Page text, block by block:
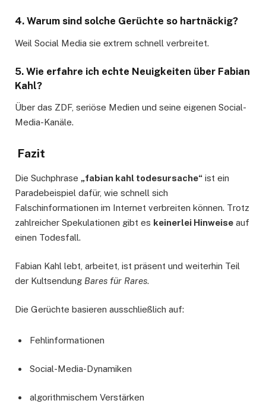
4. Warum sind solche Gerüchte so hartnäckig?
Weil Social Media sie extrem schnell verbreitet.
5. Wie erfahre ich echte Neuigkeiten über Fabian
Kahl?
Über das ZDF, seriöse Medien und seine eigenen Social-
Media-Kanäle.
Fazit
Die Suchphrase „fabian kahl todesursache“ ist ein
Paradebeispiel dafür, wie schnell sich
Falschinformationen im Internet verbreiten können. Trotz
zahlreicher Spekulationen gibt es keinerlei Hinweise auf
einen Todesfall.
Fabian Kahl lebt, arbeitet, ist präsent und weiterhin Teil
der Kultsendung Bares für Rares.
Die Gerüchte basieren ausschließlich auf:
Fehlinformationen
Social-Media-Dynamiken
algorithmischem Verstärken